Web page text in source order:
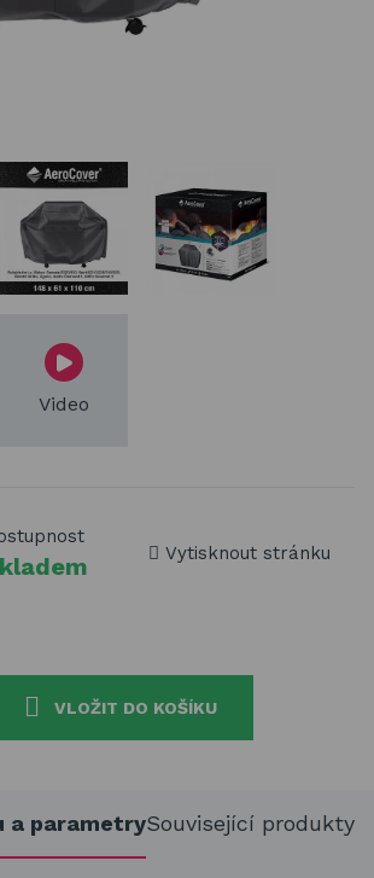
Video
Vytisknout stránku
VLOŽIT DO KOŠÍKU
a parametrySouvisející produkty